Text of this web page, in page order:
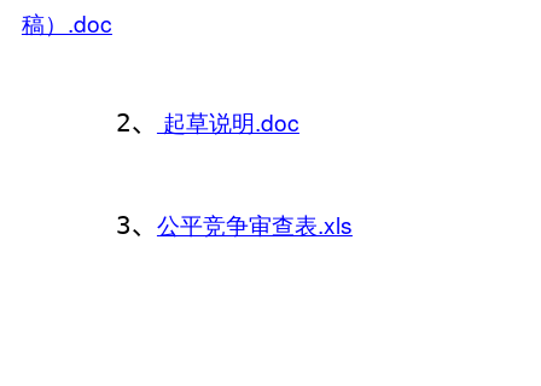
稿）.doc
2、 起草说明.doc
3、 公平竞争审查表.xls